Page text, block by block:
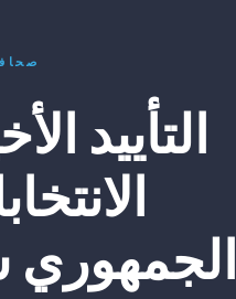
التأييد
الجمهوري